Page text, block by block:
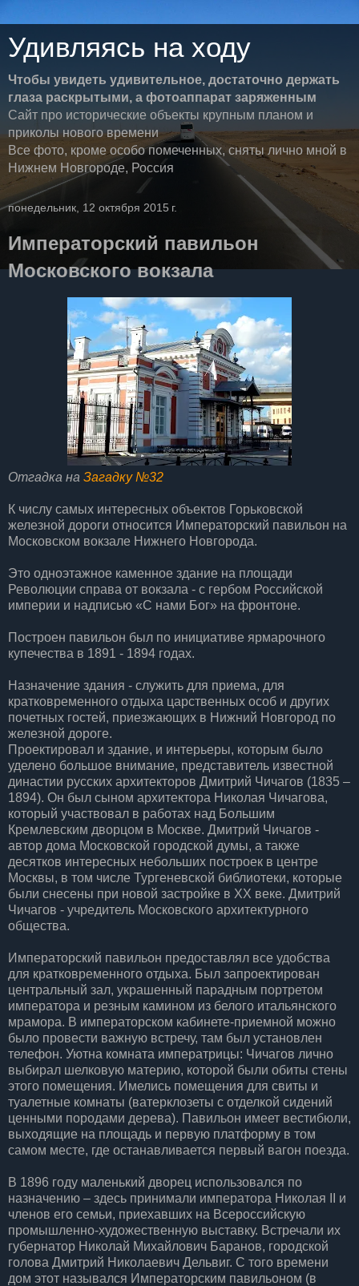
Удивляясь на ходу
Чтобы увидеть удивительное, достаточно держать
глаза раскрытыми, а фотоаппарат заряженным
Сайт про исторические объекты крупным планом и
приколы нового времени
Все фото, кроме особо помеченных, сняты лично мной в
Нижнем Новгороде, Россия
понедельник, 12 октября 2015 г.
Императорский павильон
Московского вокзала
Отгадка на Загадку №32
К числу самых интересных объектов Горьковской
железной дороги относится Императорский павильон на
Московском вокзале Нижнего Новгорода.
Это одноэтажное каменное здание на площади
Революции справа от вокзала - с гербом Российской
империи и надписью «С нами Бог» на фронтоне.
Построен павильон был по инициативе ярмарочного
купечества в 1891 - 1894 годах.
Назначение здания - служить для приема, для
кратковременного отдыха царственных особ и других
почетных гостей, приезжающих в Нижний Новгород по
железной дороге.
Проектировал и здание, и интерьеры, которым было
уделено большое внимание, представитель известной
династии русских архитекторов Дмитрий Чичагов (1835 –
1894). Он был сыном архитектора Николая Чичагова,
который участвовал в работах над Большим
Кремлевским дворцом в Москве. Дмитрий Чичагов -
автор дома Московской городской думы, а также
десятков интересных небольших построек в центре
Москвы, в том числе Тургеневской библиотеки, которые
были снесены при новой застройке в ХХ веке. Дмитрий
Чичагов - учредитель Московского архитектурного
общества.
Императорский павильон предоставлял все удобства
для кратковременного отдыха. Был запроектирован
центральный зал, украшенный парадным портретом
императора и резным камином из белого итальянского
мрамора. В императорском кабинете-приемной можно
было провести важную встречу, там был установлен
телефон. Уютна комната императрицы: Чичагов лично
выбирал шелковую материю, которой были обиты стены
этого помещения. Имелись помещения для свиты и
туалетные комнаты (ватерклозеты с отделкой сидений
ценными породами дерева). Павильон имеет вестибюли,
выходящие на площадь и первую платформу в том
самом месте, где останавливается первый вагон поезда.
В 1896 году маленький дворец использовался по
назначению – здесь принимали императора Николая II и
членов его семьи, приехавших на Всероссийскую
промышленно-художественную выставку. Встречали их
губернатор Николай Михайлович Баранов, городской
голова Дмитрий Николаевич Дельвиг. С того времени
дом этот назывался Императорским павильоном (в